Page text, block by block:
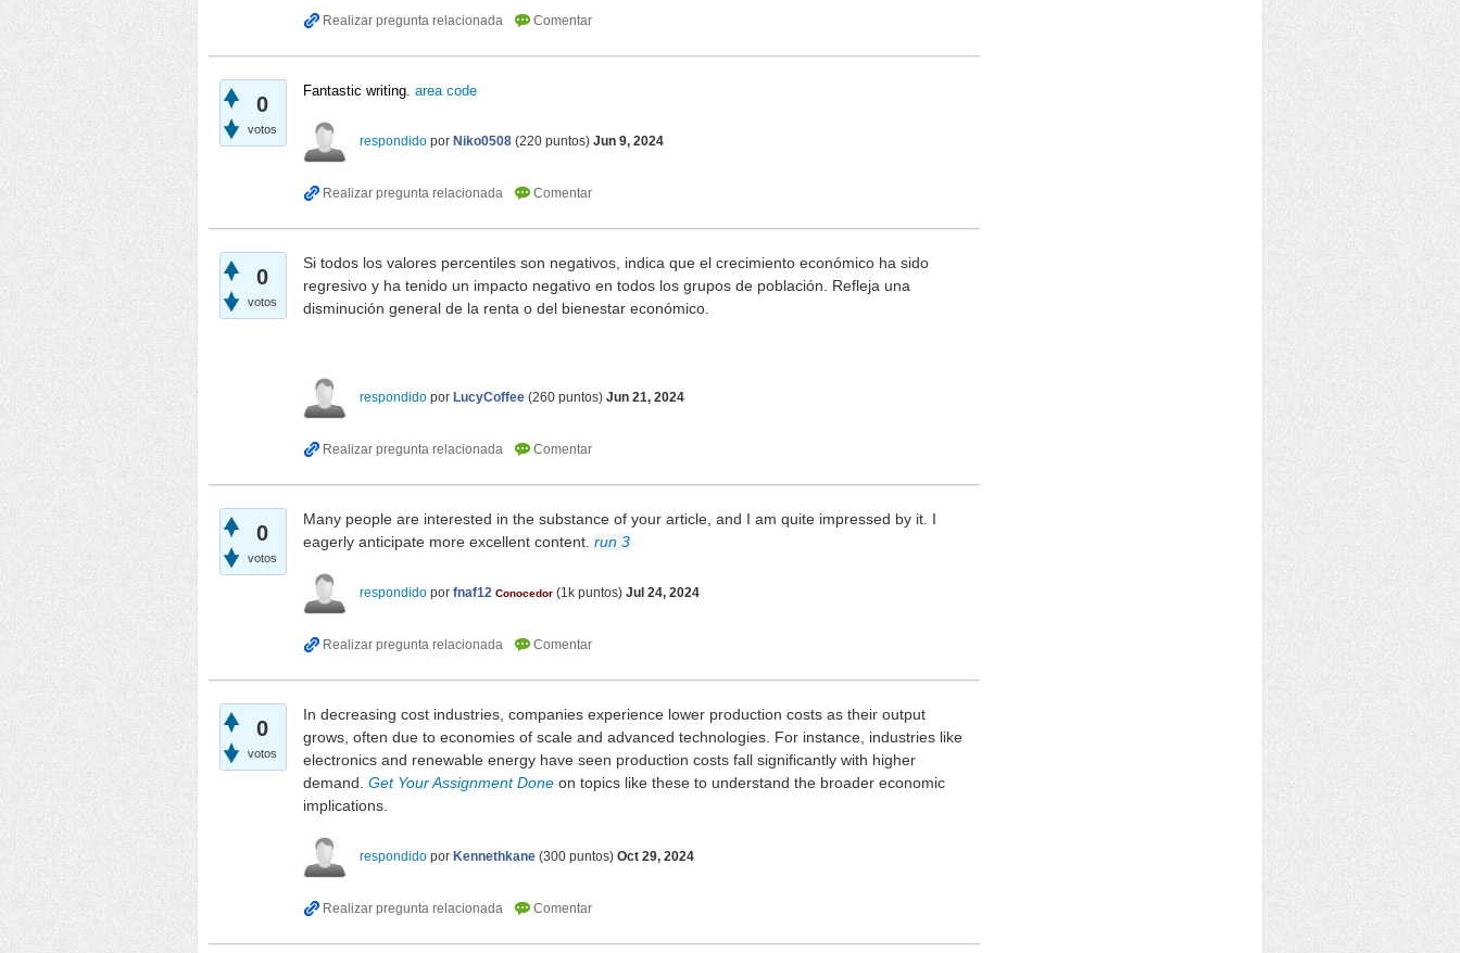
0
votos
Fantastic writing. area code
respondido por Niko0508 (220 puntos) Jun 9, 2024
0
votos
Si todos los valores percentiles son negativos, indica que el crecimiento económico ha sido
regresivo y ha tenido un impacto negativo en todos los grupos de población. Refleja una
disminución general de la renta o del bienestar económico.
respondido por LucyCoffee (260 puntos) Jun 21, 2024
0
votos
Many people are interested in the substance of your article, and I am quite impressed by it. I
eagerly anticipate more excellent content. run 3
respondido por fnaf12 Conocedor (1k puntos) Jul 24, 2024
0
votos
In decreasing cost industries, companies experience lower production costs as their output
grows, often due to economies of scale and advanced technologies. For instance, industries like
electronics and renewable energy have seen production costs fall significantly with higher
demand. Get Your Assignment Done on topics like these to understand the broader economic
implications.
respondido por Kennethkane (300 puntos) Oct 29, 2024